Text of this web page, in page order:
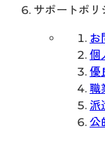
サポートポリ
お
個
優
職
派
公